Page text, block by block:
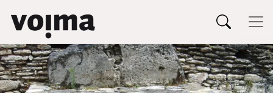
Siirry sisältöön
Päävalikko